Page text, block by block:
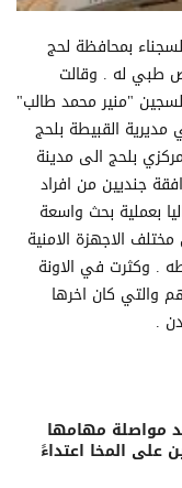
بمحافظة لحج
طبي له . وقالت
السجين "منير محمد طالب"
القبيطة بلحج
بلحج الى مدينة
جنديين من افراد
بعملية بحث واسعة
الاجهزة الامنية
. وكثرت في الاونة
والتي كان اخرها
.
مواصلة مهامها
المخا اعتداءً